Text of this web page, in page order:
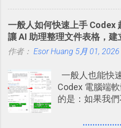
子彈筆記？我的
板分享
大綱收合、目錄
超長筆記應用案
議記錄不麻煩！
學： Evernote
「免帳號登入
一般人如何快速上手 Codex
讓 AI 助理整理文件表格，建
作者： Esor Huang 5月 01, 2026
一般人也能快
Codex 電腦端
的是：如果我
（ChatGPT）